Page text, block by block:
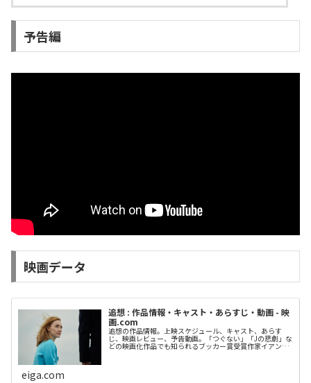
予告編
映画データ
追想 : 作品情報・キャスト・あらすじ・動画 - 映
画.com
追想の作品情報。上映スケジュール、キャスト、あらす
じ、映画レビュー、予告動画。「つぐない」「Jの悲劇」な
どの映画化作品でも知られるブッカー賞受賞作家イアン・
eiga.com